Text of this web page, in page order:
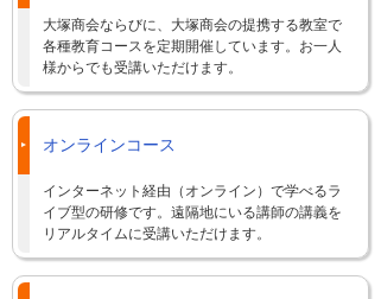
大塚商会ならびに、大塚商会の提携する教室で
各種教育コースを定期開催しています。お一人
様からでも受講いただけます。
オンラインコース
インターネット経由（オンライン）で学べるラ
イブ型の研修です。遠隔地にいる講師の講義を
リアルタイムに受講いただけます。